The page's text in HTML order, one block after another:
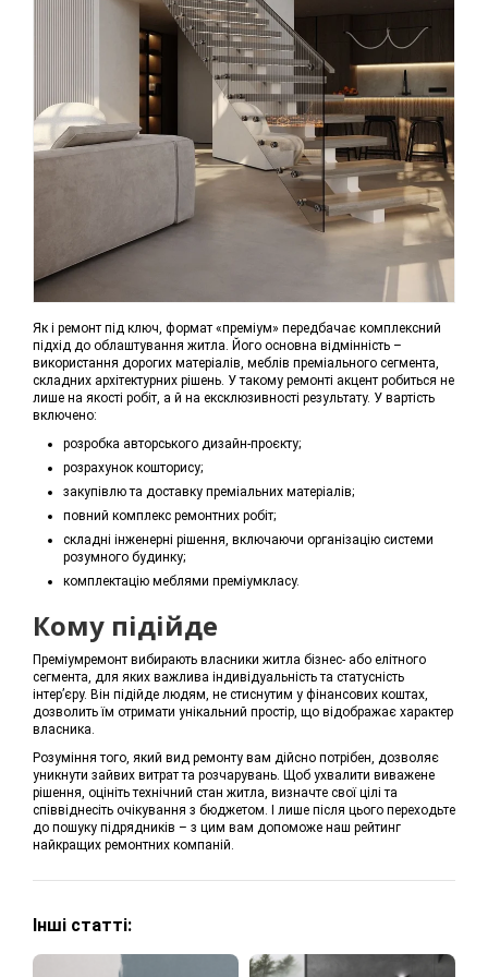
Як і ремонт під ключ, формат «преміум» передбачає комплексний
підхід до облаштування житла. Його основна відмінність –
використання дорогих матеріалів, меблів преміального сегмента,
складних архітектурних рішень. У такому ремонті акцент робиться не
лише на якості робіт, а й на ексклюзивності результату. У вартість
включено:
розробка авторського дизайн-проєкту;
розрахунок кошторису;
закупівлю та доставку преміальних матеріалів;
повний комплекс ремонтних робіт;
складні інженерні рішення, включаючи організацію системи
розумного будинку;
комплектацію меблями преміумкласу.
Кому підійде
Преміумремонт вибирають власники житла бізнес- або елітного
сегмента, для яких важлива індивідуальність та статусність
інтер’єру. Він підійде людям, не стиснутим у фінансових коштах,
дозволить їм отримати унікальний простір, що відображає характер
власника.
Розуміння того, який вид ремонту вам дійсно потрібен, дозволяє
уникнути зайвих витрат та розчарувань. Щоб ухвалити виважене
рішення, оцініть технічний стан житла, визначте свої цілі та
співвіднесіть очікування з бюджетом. І лише після цього переходьте
до пошуку підрядників – з цим вам допоможе наш рейтинг
найкращих ремонтних компаній.
Інші статті: